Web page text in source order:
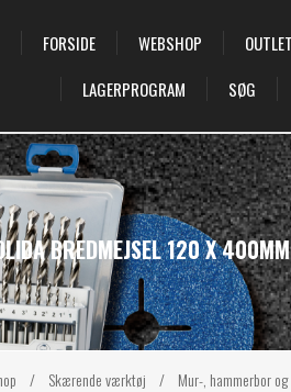
FORSIDE WEBSHOP OUTLET
LAGERPROGRAM
SØG
/ Skærende værktøj / Mur-, hammerbor
BREDMEJSEL 120 X